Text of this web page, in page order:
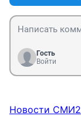
Гость
Войти
Новости СМИ2